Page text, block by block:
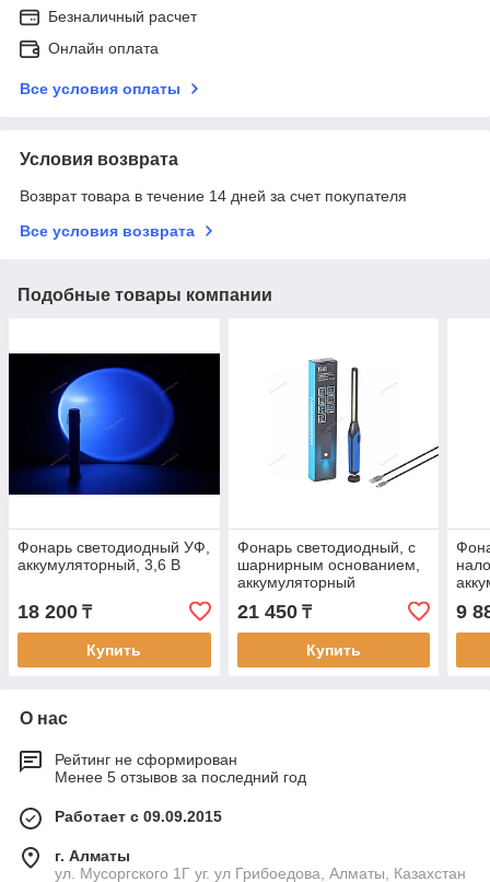
Безналичный расчет
Онлайн оплата
Все условия оплаты
Условия возврата
Возврат товара в течение 14 дней за счет покупателя
Все условия возврата
Подобные товары компании
Фонарь светодиодный УФ,
аккумуляторный, 3,6 В
18 200 ₸
Купить
Фонарь светодиодный, с
шарнирным основанием,
аккумуляторный
21 450₸
Купить
9
О нас
Рейтинг не сформирован
Менее 5 отзывов за последний год
Работает с 09.09.2015
г. Алматы
ул. Мусоргского 1Г уг. ул Грибоедова, Алматы, Казахстан